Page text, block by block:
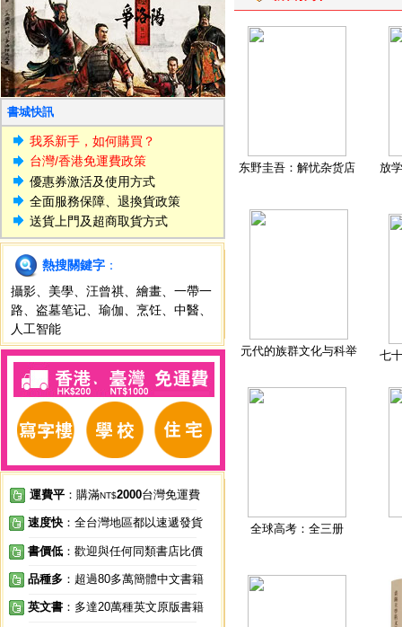
書城快訊
我系新手，如何購買？
台灣/香港免運費政策
優惠券激活及使用方式
全面服務保障、退換貨政策
送貨上門及超商取貨方式
熱搜關鍵字 ：
攝影
美學 汪曾祺 繪畫
一帶一
路
盗墓笔记 瑜伽 烹饪 中醫
人工智能
運費平 ：購滿NT$2000台灣免運費
速度快 ：全台灣地區都以速遞發貨
書價低 ：歡迎與任何同類書店比價
品種多 ：超過80多萬簡體中文書籍
英文書 ：多達20萬種英文原版書籍
东野圭吾：解忧杂货店 放
元代的族群文化与科举 七
全球高考：全三册